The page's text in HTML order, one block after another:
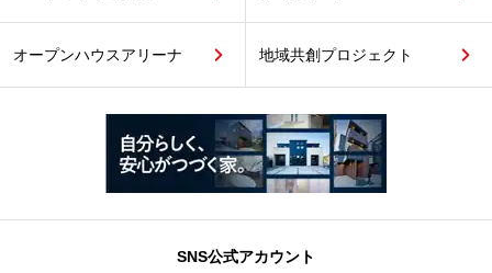
オープンハウスアリーナ 地域共創プロジェクト
SNS公式アカウント